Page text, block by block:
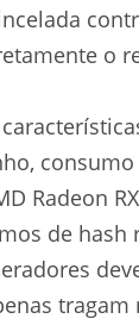
o
Radeon
de hash